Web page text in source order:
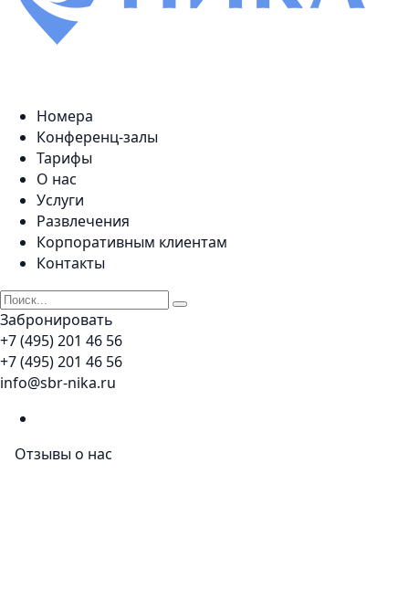
Номера
Конференц-залы
Тарифы
О нас
Услуги
Развлечения
Корпоративным клиентам
Контакты
Забронировать
+7 (495) 201 46 56
+7 (495) 201 46 56
info@sbr-nika.ru
Отзывы о нас